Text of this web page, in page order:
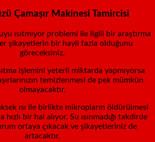
ısıtmıyor problemi ile ilgili bir araştırma
şikayetlerin bir hayli fazla olduğunu
göreceksiniz.
işlemini yeterli miktarda yapmıyorsa
temizlenmesi de pek mümkün
olmayacaktır.
ısı ile birlikte mikropların öldürülmesi
bir hal alıyor. Su ısınmadığı takdirde
ortaya çıkacak ve şikayetleriniz de
artacaktır.